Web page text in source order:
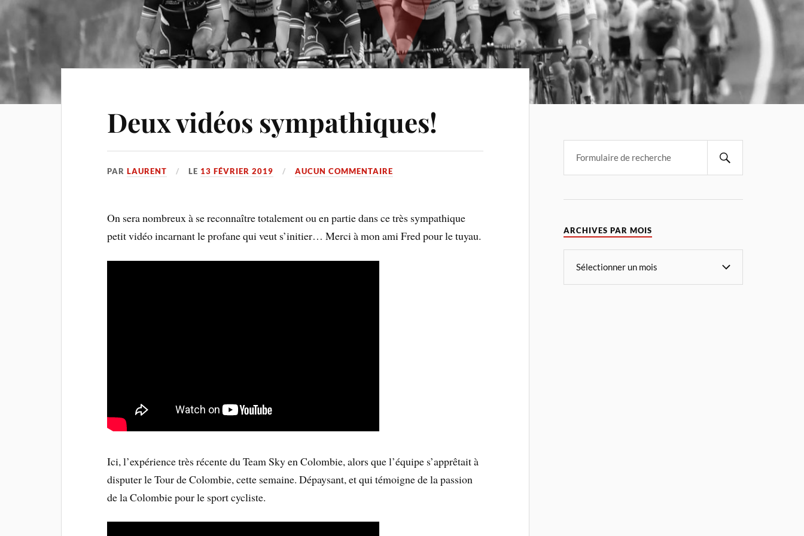
Deux vidéos sympathiques!
PARLAURENT LE 13 FÉVRIER 2019 AUCUN COMMENTAIRE
On sera nombreux à se reconnaître totalement ou en partie dans ce très sympathique
petit vidéo incarnant le profane qui veut s’initier… Merci à mon ami Fred pour le tuyau.
Ici, l’expérience très récente du Team Sky en Colombie, alors que l’équipe s’apprêtait à
disputer le Tour de Colombie, cette semaine. Dépaysant, et qui témoigne de la passion
de la Colombie pour le sport cycliste.
ARCHIVES PAR MOIS